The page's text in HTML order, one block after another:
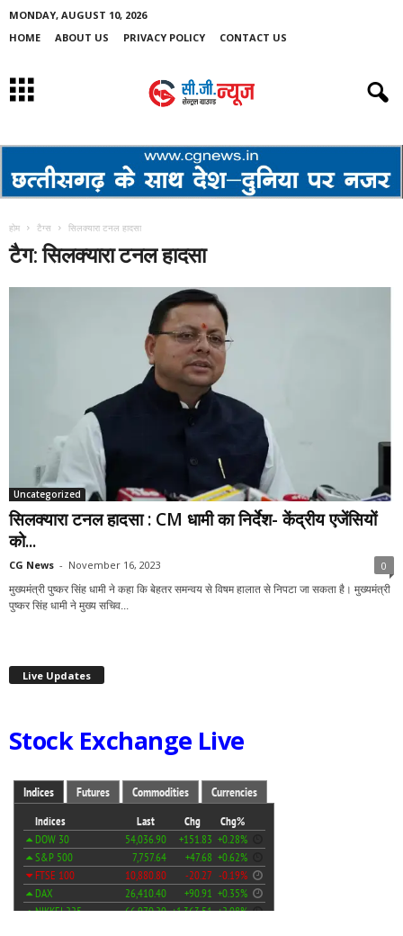
MONDAY, AUGUST 10, 2026
HOME
ABOUT US PRIVACY POLICY CONTACT US
होम टैग्स सिलक्यारा टनल हादसा
टैग: सिलक्यारा टनल हादसा
Uncategorized
सिलक्यारा टनल हादसा : CM धामी का निर्देश- केंद्रीय एजेंसियों
को...
CG News - November 16, 2023 0
मुख्यमंत्री पुष्कर सिंह धामी ने कहा कि बेहतर समन्वय से विषम हालात से निपटा जा सकता है। मुख्यमंत्री
पुष्कर सिंह धामी ने मुख्य सचिव...
Live Updates
Stock Exchange Live